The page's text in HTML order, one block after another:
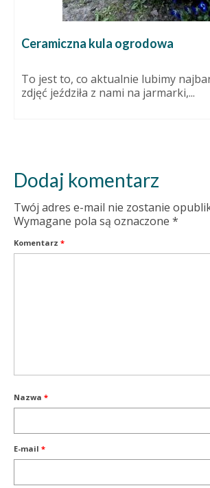
Ceramiczna kula ogrodowa
To jest to, co aktualnie lubimy
zdjęć jeździła z nami na jarmarki,...
Dodaj komentarz
Twój adres e-mail nie zostanie
Wymagane pola są oznaczone *
Komentarz *
Nazwa *
E-mail *